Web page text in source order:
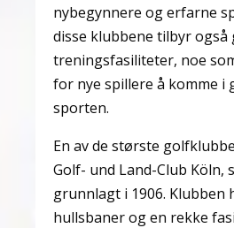
nybegynnere og erfarne
disse klubbene tilbyr
treningsfasiliteter, noe
for nye spillere å komme i
sporten.
En av de største
Golf- und Land-Club Köln,
grunnlagt i 1906. Klubben
hullsbaner og en rekke